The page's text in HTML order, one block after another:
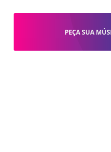
PEÇA SUA